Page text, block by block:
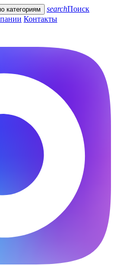
категориям searchПоиск
Контакты